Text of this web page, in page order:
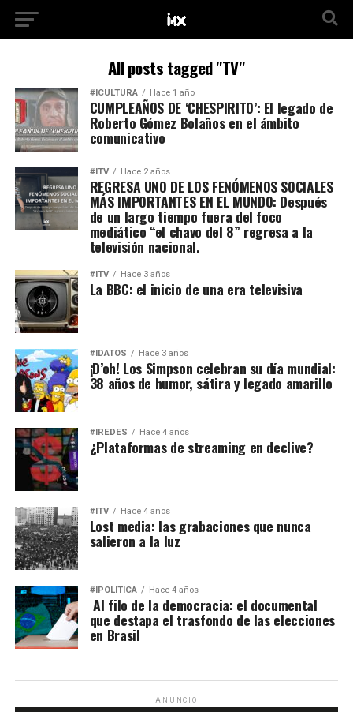
All posts tagged "TV"
#ICULTURA Hace 1 año
CUMPLEAÑOS DE ‘CHESPIRITO’: El legado de
Roberto Gómez Bolaños en el ámbito
comunicativo
#ITV Hace 2 años
REGRESA UNO DE LOS FENÓMENOS SOCIALES
MÁS IMPORTANTES EN EL MUNDO: Después
de un largo tiempo fuera del foco
mediático “el chavo del 8” regresa a la
televisión nacional.
#ITV Hace 3 años
La BBC: el inicio de una era televisiva
#IDATOS Hace 3 años
¡D’oh! Los Simpson celebran su día mundial:
38 años de humor, sátira y legado amarillo
#IREDES Hace 4 años
¿Plataformas de streaming en declive?
#ITV Hace 4 años
Lost media: las grabaciones que nunca
salieron a la luz
#IPOLÍTICA Hace 4 años
Al filo de la democracia: el documental
que destapa el trasfondo de las elecciones
en Brasil
ANUNCIO